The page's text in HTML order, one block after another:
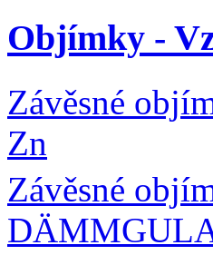
Objímky -
Závěsné
Zn
Závěsné